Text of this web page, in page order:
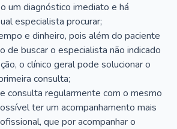
um diagnóstico imediato e há
especialista procurar;
e dinheiro, pois além do paciente
de buscar o especialista não indicado
o clínico geral pode solucionar o
consulta;
consulta regularmente com o mesmo
ter um acompanhamento mais
que por acompanhar o